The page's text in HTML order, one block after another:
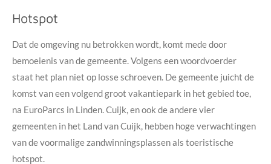
Hotspot
Dat de omgeving nu betrokken wordt, komt mede door
bemoeienis van de gemeente. Volgens een woordvoerder
staat het plan niet op losse schroeven. De gemeente juicht de
komst van een volgend groot vakantiepark in het gebied toe,
na EuroParcs in Linden. Cuijk, en ook de andere vier
gemeenten in het Land van Cuijk, hebben hoge verwachtingen
van de voormalige zandwinningsplassen als toeristische
hotspot.